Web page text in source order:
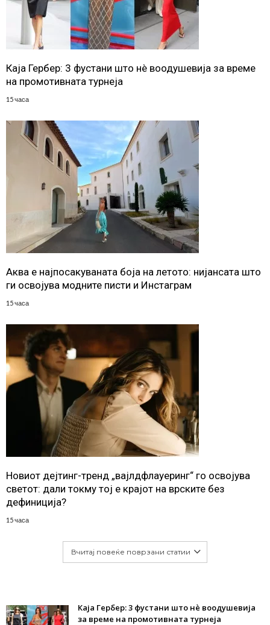
Каја Гербер: 3 фустани што нè воодушевија за време
на промотивната турнеја
15 часа
Аква е најпосакуваната боја на летото: нијансата што
ги освојува модните писти и Инстаграм
15 часа
Новиот дејтинг-тренд „вајлдфлауеринг“ го освојува
светот: дали токму тој е крајот на врските без
дефиниција?
15 часа
Вчитај повеќе поврзани статии
Каја Гербер: 3 фустани што нè воодушевија
за време на промотивната турнеја